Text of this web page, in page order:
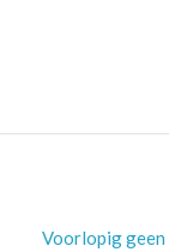
Voorlopig geen